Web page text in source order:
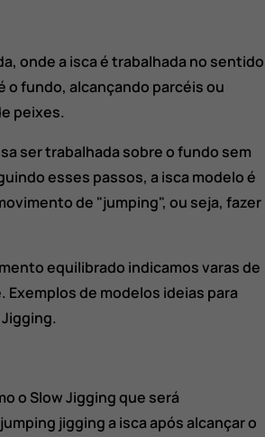
onde a isca é trabalhada no sentido
o fundo, alcançando parcéis ou
peixes.
ser trabalhada sobre o fundo sem
esses passos, a isca modelo é
de "jumping", ou seja, fazer
equilibrado indicamos varas de
de modelos ideias para
o Slow Jigging que será
jigging a isca após alcançar o